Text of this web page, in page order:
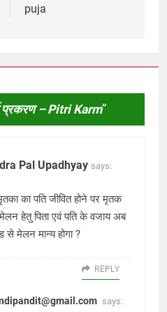
puja
प्रकरण – Pitri Karm”
Pal Upadhyay says:
का पति जीवित होने पर मृतक
हेतु पिता एवं पति के वजाय अब
से मेलन मान्य होगा ?
REPLY
says: